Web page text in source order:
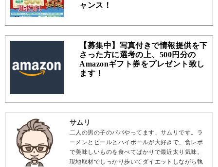
ャンス！
【募集中】写真付きで情報提供を下
さった方に選考の上、500円分の
Amazonギフト券をプレゼント致し
ます！
サムリ
二人の男の子のパパやってます、サムリです。ラ
ーメンとビールとハイボールが大好きで、食レポ
で美味しいものを食べてばかりで最近太り気味。
現地取材でしっかり歩いてダイエットしながら執